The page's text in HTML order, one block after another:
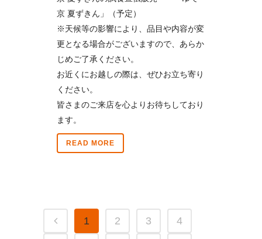
京 夏ずきん」（予定）
※天候等の影響により、品目や内容が変
更となる場合がございますので、あらか
じめご了承ください。
お近くにお越しの際は、ぜひお立ち寄り
ください。
皆さまのご来店を心よりお待ちしており
ます。
READ MORE
1 2 3 4